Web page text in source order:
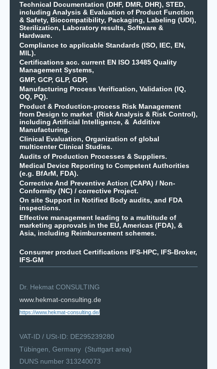
Technical Documentation (DHF, DMR, DHR), STED,
including Analysis & Evaluation of Product Function
& Safety, Biocompatibility, Packaging, Labeling (UDI),
Sterilization, Laboratory results, Software &
Hardware.
Compliance to applicable Standards (ISO, IEC, EN,
MIL).
Certifications acc. current EN ISO 13485 Quality
Management Systems,
GMP, GCP, GLP, GDP,
Manufacturing Process Verification, Validation (IQ,
OQ, PQ).
Product & Production-process Risk Management
from Design to market (Risk Analysis & Risk Control),
including Artificial Intelligence, & Additive
Manufacturing.
Clinical Evaluation, Organization of global
multicenter Clinical Studies.
Audits of Production Processes & Suppliers.
Medical Device Reporting to Competent Authorities
(e.g. BfArM, FDA).
Corrective And Preventive Action (CAPA) / Non-
Conformity (NC) / corrective Project.
On site Support in Notified Body audits, and FDA
inspections.
Effective management leading to a multitude of
marketing approvals in the EU, Americas (FDA), &
Asia, including Reimbursement schemes.
Consumer product Certifications IFS-HPC, IFS-Broker,
IFS-GM
Dr. Hekmat CONSULTING
www.hekmat-consulting.de
https://www.hekmat-consulting.de/
VAT-ID / USt-ID: DE295239280
Tübingen, Germany (Stuttgart area)
DUNS number 313240073